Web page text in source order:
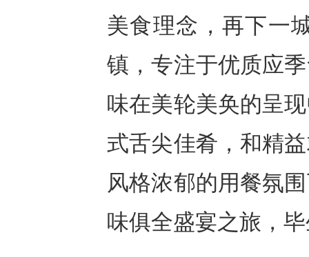
美食理念，再下一
镇，专注于优质应
味在美轮美奂的呈
式舌尖佳肴，和精
风格浓郁的用餐氛
味俱全盛宴之旅，